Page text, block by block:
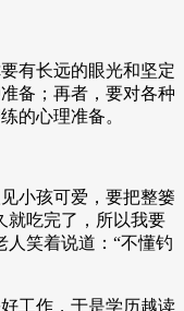
有长远的眼光和坚定
备；再者，要对各种
的心理准备。
小孩可爱，要把整篓
就吃完了，所以我要
人笑着说道：“不懂钓
工作，于是学历越读